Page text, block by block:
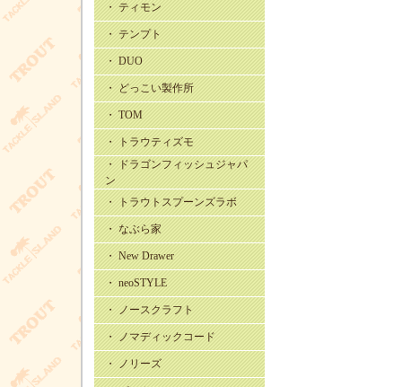
・ ティモン
・ テンプト
・ DUO
・ どっこい製作所
・ TOM
・ トラウティズモ
・ ドラゴンフィッシュジャパ
ン
・ トラウトスプーンズラボ
・ なぶら家
・ New Drawer
・ neoSTYLE
・ ノースクラフト
・ ノマディックコード
・ ノリーズ